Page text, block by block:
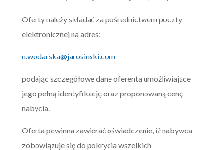
Oferty należy składać za pośrednictwem poczty
elektronicznej na adres:
n.wodarska@jarosinski.com
podając szczegółowe dane oferenta umożliwiające
jego pełną identyfikację oraz proponowaną cenę
nabycia.
Oferta powinna zawierać oświadczenie, iż nabywca
zobowiązuje się do pokrycia wszelkich